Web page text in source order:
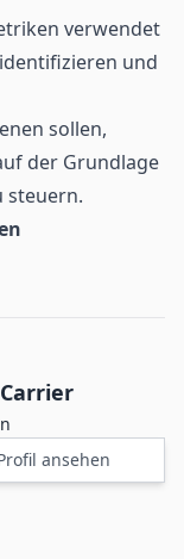
verwendet
und
sollen,
der Grundlage
steuern.
ansehen